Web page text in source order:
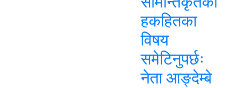
हकहितका
विषय
समेटिनुपर्छः
नेता आङ्देम्बे